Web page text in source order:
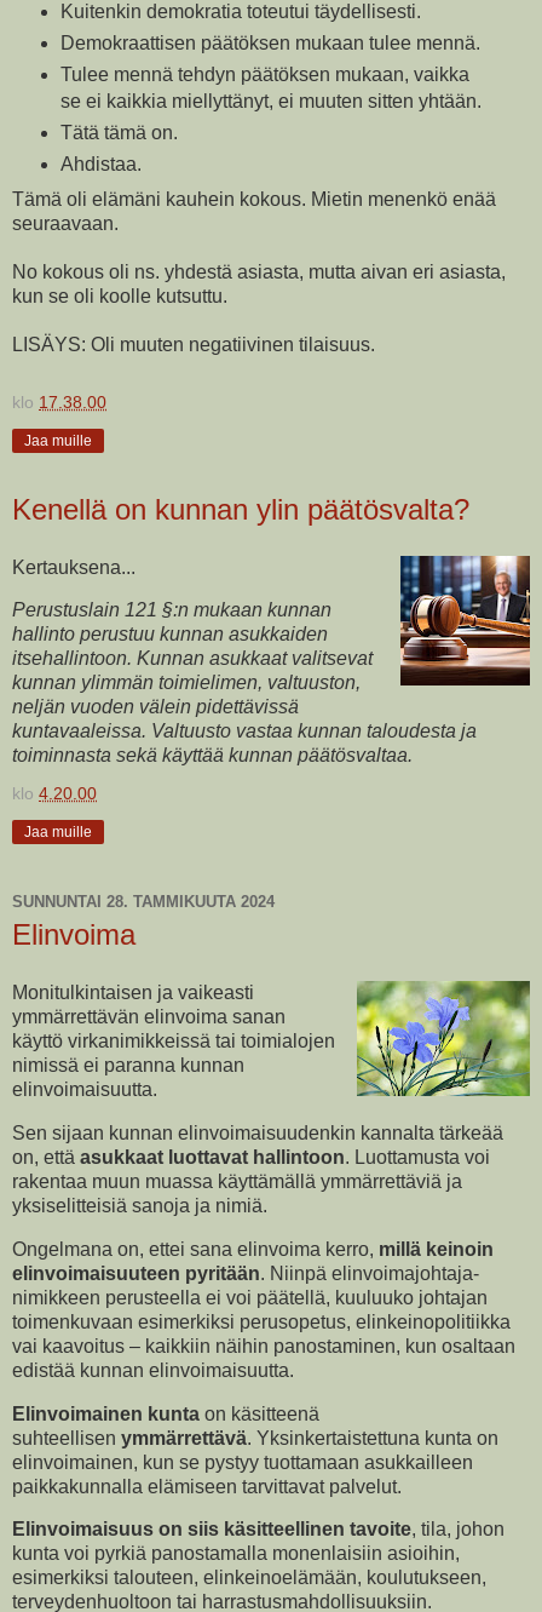
Kuitenkin demokratia toteutui täydellisesti.
Demokraattisen päätöksen mukaan tulee mennä.
Tulee mennä tehdyn päätöksen mukaan, vaikka
se ei kaikkia miellyttänyt, ei muuten sitten yhtään.
Tätä tämä on.
Ahdistaa.
Tämä oli elämäni kauhein kokous. Mietin menenkö enää
seuraavaan.
No kokous oli ns. yhdestä asiasta, mutta aivan eri asiasta,
kun se oli koolle kutsuttu.
LISÄYS: Oli muuten negatiivinen tilaisuus.
klo 17.38.00
Jaa muille
Kenellä on kunnan ylin päätösvalta?
Kertauksena...
Perustuslain 121 §:n mukaan kunnan
hallinto perustuu kunnan asukkaiden
itsehallintoon. Kunnan asukkaat valitsevat
kunnan ylimmän toimielimen, valtuuston,
neljän vuoden välein pidettävissä
kuntavaaleissa. Valtuusto vastaa kunnan taloudesta ja
toiminnasta sekä käyttää kunnan päätösvaltaa.
klo 4.20.00
Jaa muille
SUNNUNTAI 28. TAMMIKUUTA 2024
Elinvoima
Monitulkintaisen ja vaikeasti
ymmärrettävän elinvoima sanan
käyttö virkanimikkeissä tai toimialojen
nimissä ei paranna kunnan
elinvoimaisuutta.
Sen sijaan kunnan elinvoimaisuudenkin kannalta tärkeää
on, että asukkaat luottavat hallintoon. Luottamusta voi
rakentaa muun muassa käyttämällä ymmärrettäviä ja
yksiselitteisiä sanoja ja nimiä.
Ongelmana on, ettei sana elinvoima kerro, millä keinoin
elinvoimaisuuteen pyritään. Niinpä elinvoimajohtaja-
nimikkeen perusteella ei voi päätellä, kuuluuko johtajan
toimenkuvaan esimerkiksi perusopetus, elinkeinopolitiikka
vai kaavoitus ‒ kaikkiin näihin panostaminen, kun osaltaan
edistää kunnan elinvoimaisuutta.
Elinvoimainen kunta on käsitteenä
suhteellisen ymmärrettävä. Yksinkertaistettuna kunta on
elinvoimainen, kun se pystyy tuottamaan asukkailleen
paikkakunnalla elämiseen tarvittavat palvelut.
Elinvoimaisuus on siis käsitteellinen tavoite, tila, johon
kunta voi pyrkiä panostamalla monenlaisiin asioihin,
esimerkiksi talouteen, elinkeinoelämään, koulutukseen,
terveydenhuoltoon tai harrastusmahdollisuuksiin.